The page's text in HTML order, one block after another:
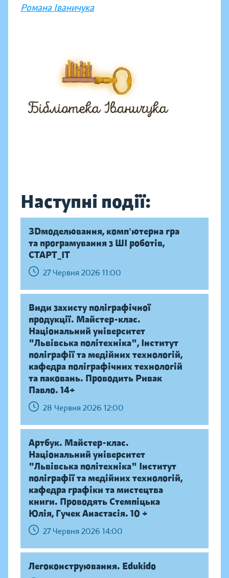
Романа Іваничука
Наступні події:
ЗDмоделювання, компʼютерна гра
та програмування з ШІ роботів,
СТАРТ_ІТ
27 Червня 2026 11:00
Види захисту поліграфічної
продукції. Майстер-клас.
Національний університет
"Львівська політехніка", Інститут
поліграфії та медійних технологій,
кафедра поліграфічних технологій
та паковань. Проводить Ривак
Павло. 14+
28 Червня 2026 12:00
Артбук. Майстер-клас.
Національний університет
"Львівська політехніка" Інститут
поліграфії та медійних технологій,
кафедра графіки та мистецтва
книги. Проводять Стемпіцька
Юлія, Гучек Анастасія. 10 +
27 Червня 2026 14:00
Легоконструювання. Edukido